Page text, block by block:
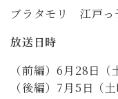
ブラタモリ 江戸っ
放送日時
（前編）6月28日
（後編）7月5日（